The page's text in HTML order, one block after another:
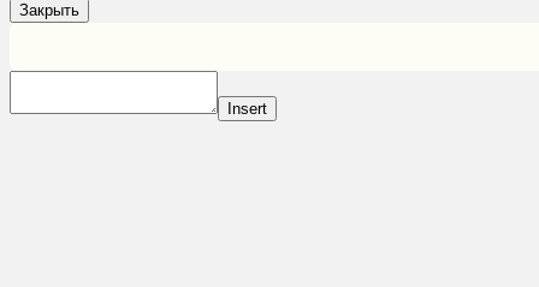
Закрыть
Insert